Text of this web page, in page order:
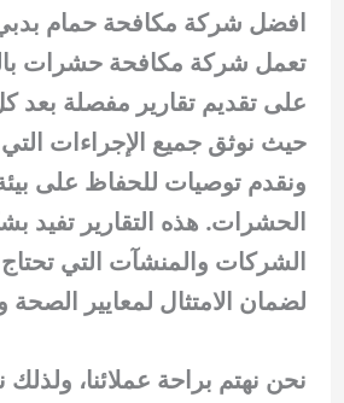
افضل شركة مكافحة حمام
تعمل شركة مكافحة حشرات
على تقديم تقارير مفصلة بعد
حيث نوثق جميع الإجراءات التي
ونقدم توصيات للحفاظ على
الحشرات. هذه التقارير تفيد
الشركات والمنشآت التي تحتاج
لضمان الامتثال لمعايير الصحة
نحن نهتم براحة عملائنا،